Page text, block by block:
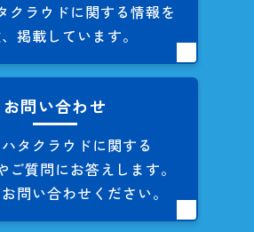
クラウドに関する情報を
掲載しています。
お問い合わせ
タクラウドに関する
ご質問にお答えします。
問い合わせください。